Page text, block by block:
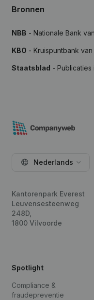
Bronnen
NBB - Nationale Bank
KBO - Kruispuntbank
Staatsblad - Publicaties
Nederlands
Kantorenpark Everest
Leuvensesteenweg
248D,
1800 Vilvoorde
Spotlight
Compliance &
fraudepreventie